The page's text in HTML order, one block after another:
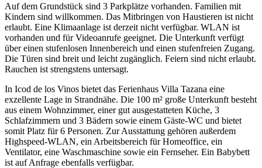
Auf dem Grundstück sind 3 Parkplätze vorhanden. Familien mit
Kindern sind willkommen. Das Mitbringen von Haustieren ist nicht
erlaubt. Eine Klimaanlage ist derzeit nicht verfügbar. WLAN ist
vorhanden und für Videoanrufe geeignet. Die Unterkunft verfügt
über einen stufenlosen Innenbereich und einen stufenfreien Zugang.
Die Türen sind breit und leicht zugänglich. Feiern sind nicht erlaubt.
Rauchen ist strengstens untersagt.
In Icod de los Vinos bietet das Ferienhaus Villa Tazana eine
exzellente Lage in Strandnähe. Die 100 m² große Unterkunft besteht
aus einem Wohnzimmer, einer gut ausgestatteten Küche, 3
Schlafzimmern und 3 Bädern sowie einem Gäste-WC und bietet
somit Platz für 6 Personen. Zur Ausstattung gehören außerdem
Highspeed-WLAN, ein Arbeitsbereich für Homeoffice, ein
Ventilator, eine Waschmaschine sowie ein Fernseher. Ein Babybett
ist auf Anfrage ebenfalls verfügbar.